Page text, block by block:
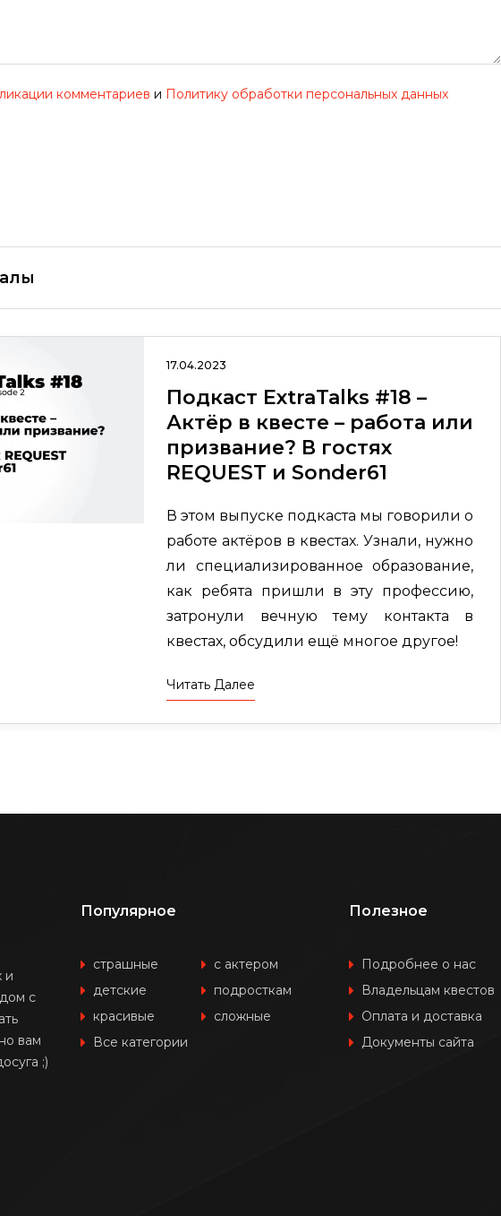
комментариев и Политику обработки персональных данных
17.04.2023
Подкаст ExtraTalks #18 –
Актёр в квесте – работа или
призвание? В гостях
REQUEST и Sonder61
В этом выпуске подкаста мы говорили о
работе актёров в квестах. Узнали, нужно
ли специализированное образование,
как ребята пришли в эту профессию,
затронули вечную тему контакта в
квестах, обсудили ещё многое другое!
Читать Далее
и
с
вам
;)
Популярное
страшные
с актером
детские
подросткам
красивые
сложные
Все категории
Полезное
Подробнее о нас
Владельцам квестов
Оплата и доставка
Документы сайта